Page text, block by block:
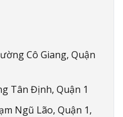
Cô Giang, Quận
Tân Định, Quận 1
Ngũ Lão, Quận 1,